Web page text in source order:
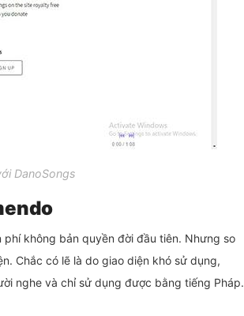
DanoSongs
không bản quyền đời đầu tiên. Nhưng so
Chắc có lẽ là do giao diện khó sử dụng,
nghe và chỉ sử dụng được bằng tiếng Pháp.